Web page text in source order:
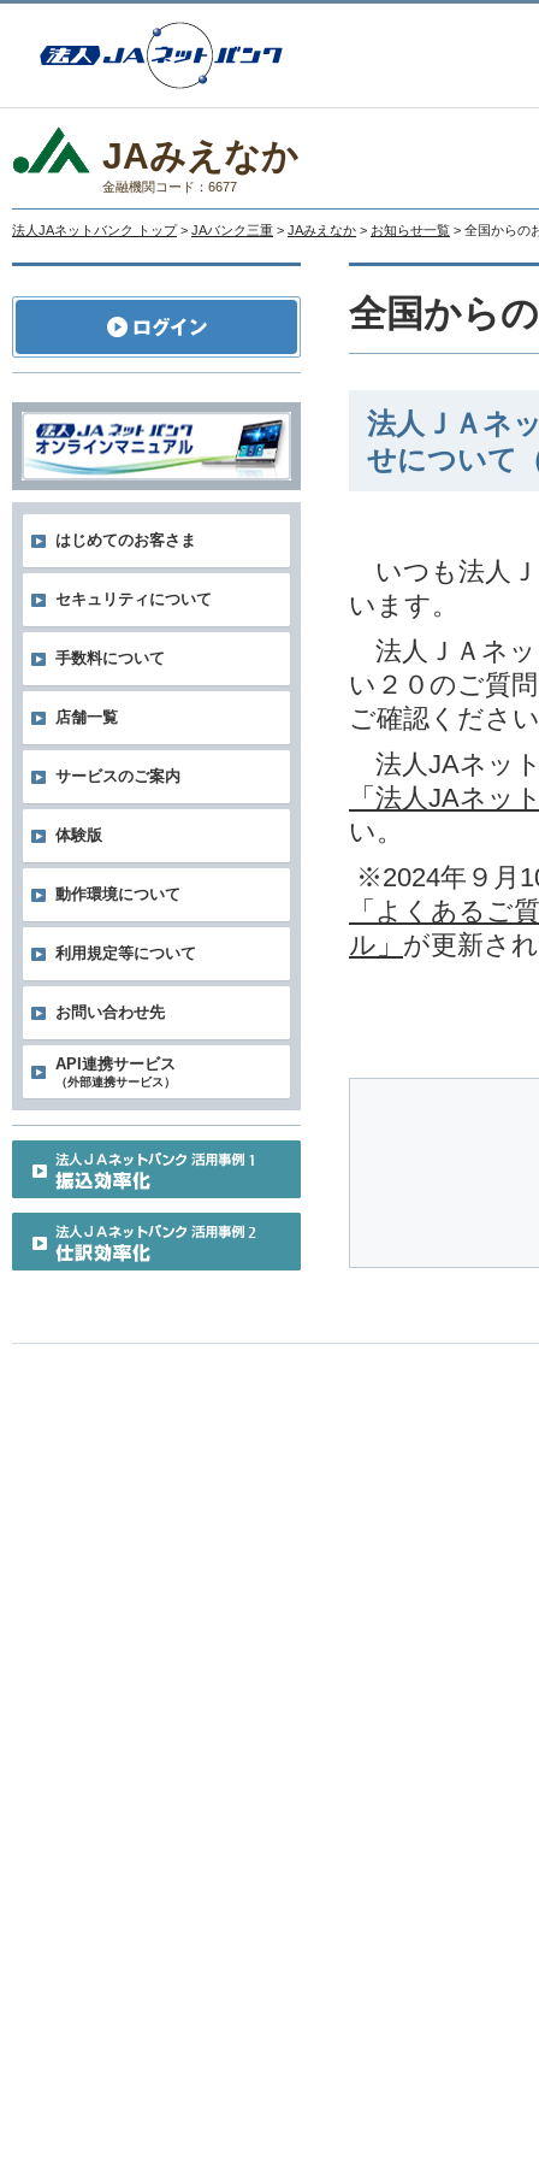
JAみえなか
金融機関コード：6677
法人JAネットバンク トップ > JAバンク三重 > JAみえなか > お知らせ一覧 > 全国からの
全国から
法人ＪＡネ
せについて
いつも法人
います。
法人ＪＡネ
い２０のご質
ご確認くださ
法人JAネッ
「法人JAネッ
い。
※2024年９月
「よくあるご
ル」 が更新さ
はじめてのお客さま
セキュリティについて
手数料について
店舗一覧
サービスのご案内
体験版
動作環境について
利用規定等について
お問い合わせ先
API連携サービス
（外部連携サービス）